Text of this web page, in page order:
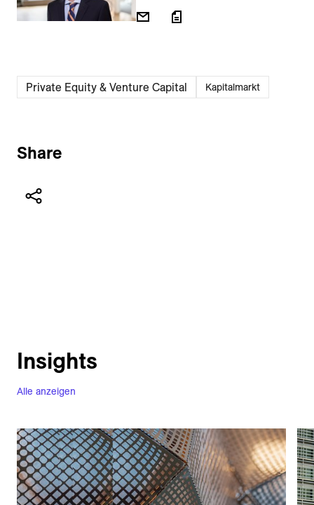
Private Equity & Venture Capital Kapitalmarkt
Share
Alle anzeigen
Insights